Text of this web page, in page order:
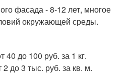
фасада - 8-12 лет, многое
окружающей среды.
40 до 100 руб. за 1 кг.
до 3 тыс. руб. за кв. м.